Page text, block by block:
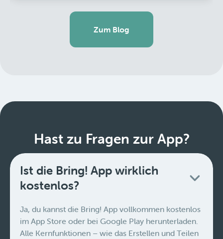
Zum Blog
Hast zu Fragen zur App?
Ist die Bring! App wirklich
kostenlos?
Ja, du kannst die Bring! App vollkommen kostenlos
im App Store oder bei Google Play herunterladen.
Alle Kernfunktionen – wie das Erstellen und Teilen